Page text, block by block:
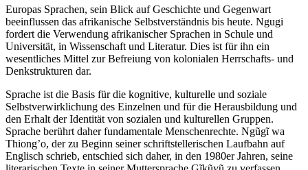
Europas Sprachen, sein Blick auf Geschichte und Gegenwart
beeinflussen das afrikanische Selbstverständnis bis heute. Ngugi
fordert die Verwendung afrikanischer Sprachen in Schule und
Universität, in Wissenschaft und Literatur. Dies ist für ihn ein
wesentliches Mittel zur Befreiung von kolonialen Herrschafts- und
Denkstrukturen dar.
Sprache ist die Basis für die kognitive, kulturelle und soziale
Selbstverwirklichung des Einzelnen und für die Herausbildung und
den Erhalt der Identität von sozialen und kulturellen Gruppen.
Sprache berührt daher fundamentale Menschenrechte. Ngũgĩ wa
Thiong’o, der zu Beginn seiner schriftstellerischen Laufbahn auf
Englisch schrieb, entschied sich daher, in den 1980er Jahren, seine